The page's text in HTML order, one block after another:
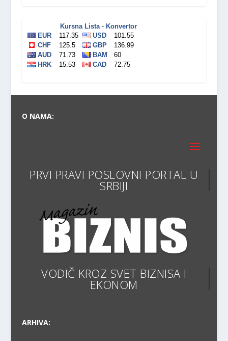
O NAMA:
PRVI PRAVI POSLOVNI PORTAL U
VODIČ KROZ SVET BIZNISA I